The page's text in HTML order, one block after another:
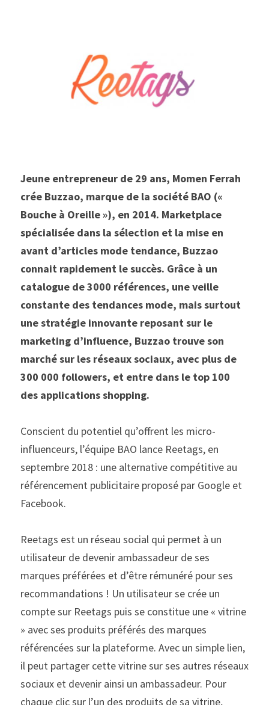
Jeune entrepreneur de 29 ans, Momen Ferrah
crée Buzzao, marque de la société BAO («
Bouche à Oreille »), en 2014. Marketplace
spécialisée dans la sélection et la mise en
avant d’articles mode tendance, Buzzao
connait rapidement le succès. Grâce à un
catalogue de 3000 références, une veille
constante des tendances mode, mais surtout
une stratégie innovante reposant sur le
marketing d’influence, Buzzao trouve son
marché sur les réseaux sociaux, avec plus de
300 000 followers, et entre dans le top 100
des applications shopping.
Conscient du potentiel qu’offrent les micro-
influenceurs, l’équipe BAO lance Reetags, en
septembre 2018 : une alternative compétitive au
référencement publicitaire proposé par Google et
Facebook.
Reetags est un réseau social qui permet à un
utilisateur de devenir ambassadeur de ses
marques préférées et d’être rémunéré pour ses
recommandations ! Un utilisateur se crée un
compte sur Reetags puis se constitue une « vitrine
» avec ses produits préférés des marques
référencées sur la plateforme. Avec un simple lien,
il peut partager cette vitrine sur ses autres réseaux
sociaux et devenir ainsi un ambassadeur. Pour
chaque clic sur l’un des produits de sa vitrine,